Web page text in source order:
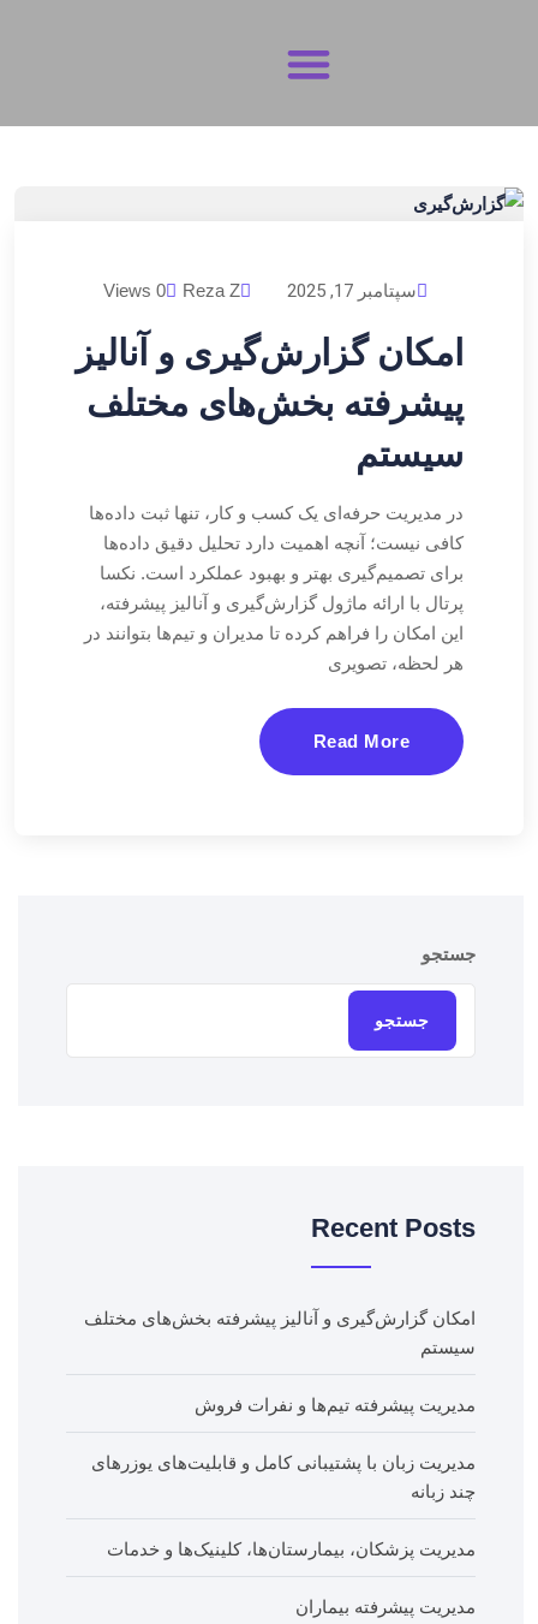
سپتامبر 17, 2025 Reza Z
0 Views
امکان گزارش‌گیری و آنالیز
پیشرفته بخش‌های مختلف
سیستم
در مدیریت حرفه‌ای یک کسب‌ و کار، تنها ثبت داده‌ها
کافی نیست؛ آنچه اهمیت دارد تحلیل دقیق داده‌ها
برای تصمیم‌گیری بهتر و بهبود عملکرد است. نکسا
پرتال با ارائه ماژول گزارش‌گیری و آنالیز پیشرفته،
این امکان را فراهم کرده تا مدیران و تیم‌ها بتوانند در
هر لحظه، تصویری
Read More
جستجو
جستجو
Recent Posts
امکان گزارش‌گیری و آنالیز پیشرفته بخش‌های مختلف
سیستم
مدیریت پیشرفته تیم‌ها و نفرات فروش
مدیریت زبان‌ با پشتیبانی کامل و قابلیت‌های یوزرهای
چند زبانه
مدیریت پزشکان، بیمارستان‌ها، کلینیک‌ها و خدمات
مدیریت پیشرفته بیماران